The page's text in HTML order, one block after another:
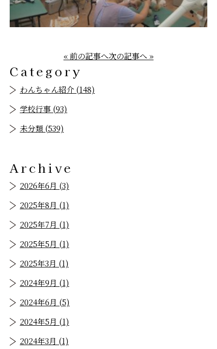
« 前の記事へ次の記事へ »
Category
わんちゃん紹介 (148)
学校行事 (93)
未分類 (539)
Archive
2026年6月 (3)
2025年8月 (1)
2025年7月 (1)
2025年5月 (1)
2025年3月 (1)
2024年9月 (1)
2024年6月 (5)
2024年5月 (1)
2024年3月 (1)